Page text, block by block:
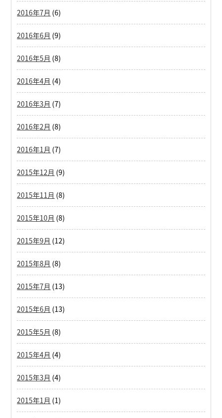
2016年7月 (6)
2016年6月 (9)
2016年5月 (8)
2016年4月 (4)
2016年3月 (7)
2016年2月 (8)
2016年1月 (7)
2015年12月 (9)
2015年11月 (8)
2015年10月 (8)
2015年9月 (12)
2015年8月 (8)
2015年7月 (13)
2015年6月 (13)
2015年5月 (8)
2015年4月 (4)
2015年3月 (4)
2015年1月 (1)